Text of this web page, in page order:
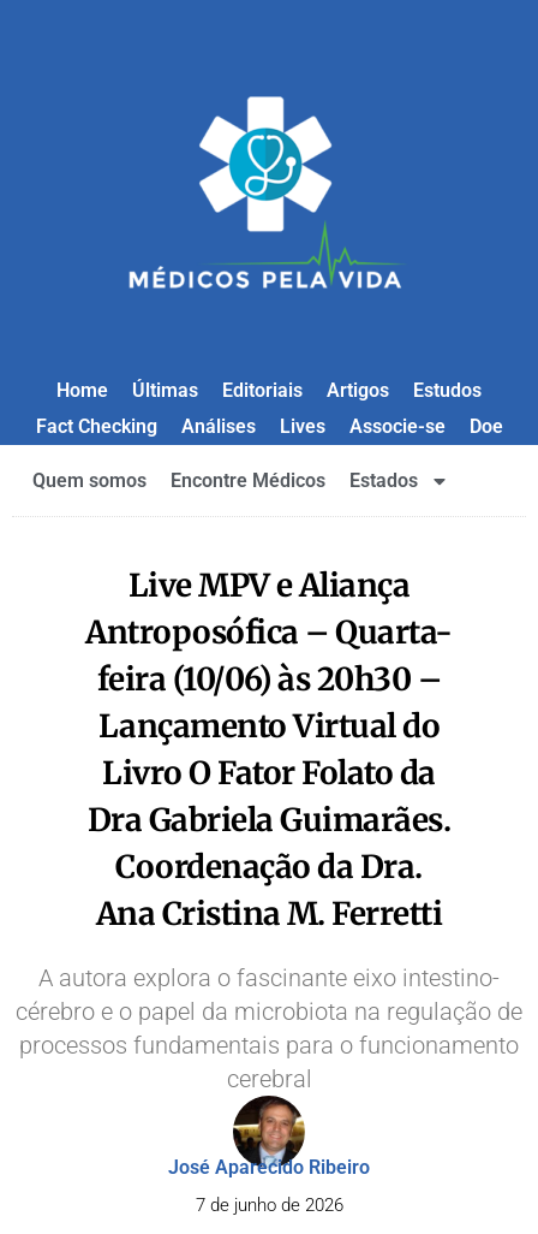
Home Últimas Editoriais Artigos
Estudos
Fact Checking
Análises Lives Associe-se Doe
Quem somos Encontre Médicos Estados
Live MPV e Aliança
Antroposófica – Quarta-
feira (10/06) às 20h30 –
Lançamento Virtual do
Livro O Fator Folato da
Dra Gabriela Guimarães.
Coordenação da Dra.
Ana Cristina M. Ferretti
A autora explora o fascinante eixo intestino-
cérebro e o papel da microbiota na regulação de
processos fundamentais para o funcionamento
cerebral
José Aparecido Ribeiro
7 de junho de 2026